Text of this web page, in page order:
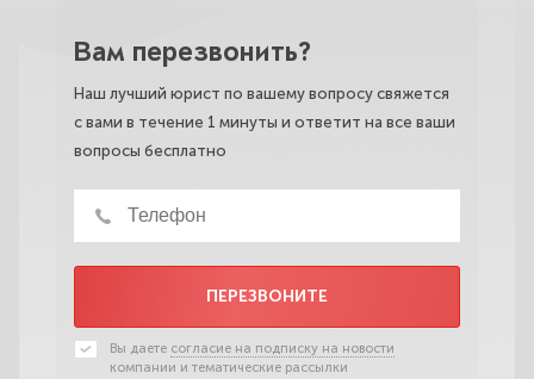
Вам перезвонить?
Наш лучший юрист по вашему вопросу свяжется
с вами в течение 1 минуты и ответит на все ваши
вопросы бесплатно
ПЕРЕЗВОНИТЕ
Вы даете согласие на подписку на новости
компании и тематические рассылки